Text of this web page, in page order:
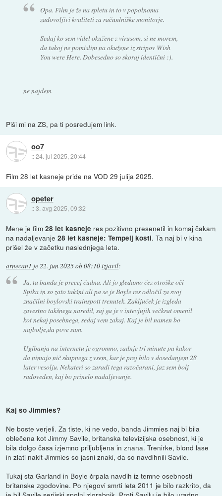
Opa. Film je že na spletu in to v popolnoma
zadovoljivi kvaliteti za računlniške monitorje.
Sedaj ko sem videl okužene z virusom, si ne morem,
da takoj ne pomislim na okužene iz stripov Wish
You were Here. Dobesedno so skoraj identični :).
ne najdem
Piši mi na ZS, pa ti posredujem link.
oo7
::24. jul 2025, 20:44
Film 28 let kasneje pride na VOD 29 julija 2025.
opeter
::3. avg 2025, 09:32
Mene je film28 let kasneje res pozitivno presenetil in komaj čakam
na nadaljevanje28 let kasneje: Tempelj kosti. Ta naj bi v kina
prišel že v začetku naslednjega leta.
arnecan1 je22. jun 2025 ob 08:10izjavil:
Ja, ta banda je precej čudna. Ali jo gledamo čez otroške oči
Spika in so zato takšni ali pa se je Boyle res odločil za svoj
značilni boylovski trainspott trenutek. Zaključek je izgleda
zavestno takšnega naredil, saj ga je v intevjujih večkrat omenil
kot nekaj posebnega, sedaj vem zakaj. Kaj je bil namen bo
najbolje,da pove sam.
Ugibanja na internetu je ogromno, zadnje tri minute pa kakor
da nimajo nič skupnega z vsem, kar je prej bilo v dosedanjem 28
later vesolju. Nekateri so zaradi tega razočarani, jaz sem bolj
radoveden, kaj bo prinelo nadaljevanje.
Kaj so Jimmies?
Ne boste verjeli. Za tiste, ki ne vedo, banda Jimmies naj bi bila
oblečena kot Jimmy Savile, britanska televizijska osebnost, ki je
bila dolgo časa izjemno priljubljena in znana. Trenirke, blond lase
in zlati nakit Jimmies so jasni znaki, da so navdihnili Savile.
Tukaj sta Garland in Boyle črpala navdih iz temne osebnosti
britanske zgodovine. Po njegovi smrti leta 2011 je bilo razkrito, da